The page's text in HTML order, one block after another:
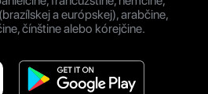
a európskej), arabčine,
čínštine alebo kórejčine.